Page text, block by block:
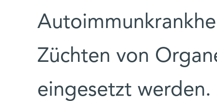
Züchten von
eingesetzt werden.